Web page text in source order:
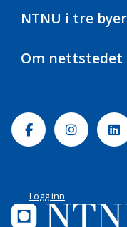
NTNU i tre byer
Om nettstedet
Facebook
Logg inn